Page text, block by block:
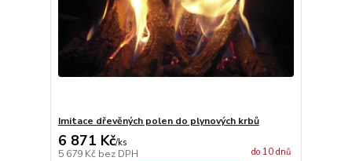
Imitace dřevěných polen do plynových krbů
6 871 Kč/ks
5 679 Kč bez DPH do 10 dnů